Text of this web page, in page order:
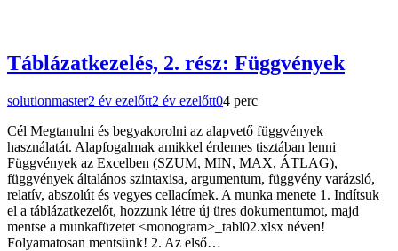
Táblázatkezelés, 2. rész: Függvények
solutionmaster2 év ezelőtt2 év ezelőtt04 perc
Cél Megtanulni és begyakorolni az alapvető függvények
használatát. Alapfogalmak amikkel érdemes tisztában lenni
Függvények az Excelben (SZUM, MIN, MAX, ÁTLAG),
függvények általános szintaxisa, argumentum, függvény varázsló,
relatív, abszolút és vegyes cellacímek. A munka menete 1. Indítsuk
el a táblázatkezelőt, hozzunk létre új üres dokumentumot, majd
mentse a munkafüzetet <monogram>_tabl02.xlsx néven!
Folyamatosan mentsünk! 2. Az első…